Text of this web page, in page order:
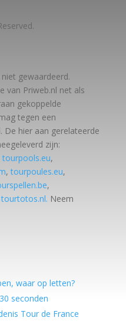
niet gewaardeerd.
van Priweb.nl net als
gekoppelde
tegen een
De hier aan gerelateerde
zijn:
tourpools.eu,
,tourpoules.eu,
,
tourtotos.nl. Neem
waar op letten?
seconden
Tour de France